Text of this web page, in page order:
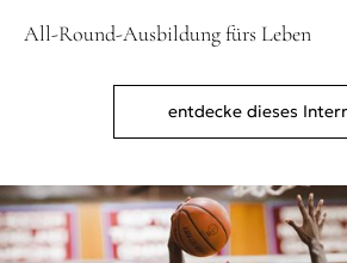
All-Round-Ausbildung fürs Leben
entdecke dieses